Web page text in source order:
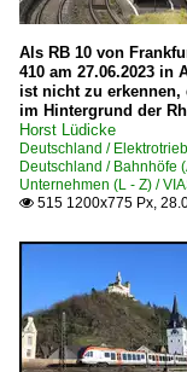
Als RB 10 von
410 am 27.06.2023 in
ist nicht zu erkennen,
im Hintergrund der
Horst Lüdicke
Deutschland /
Deutschland / Bahnhöfe
Unternehmen (L - Z) /
 515 1200x775 Px,